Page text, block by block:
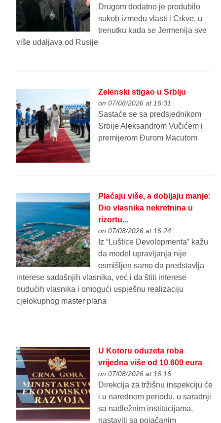
Drugom dodatno je produbilo
sukob između vlasti i Crkve, u
trenutku kada se Jermenija sve
više udaljava od Rusije
Zelenski stigao u Srbiju
on 07/08/2026 at 16:31
Sastaće se sa predsjednikom
Srbije Aleksandrom Vučićem i
premijerom Đurom Macutom
Plaćaju više, a dobijaju manje:
Dio vlasnika nekretnina u
rizortu...
on 07/08/2026 at 16:24
Iz “Luštice Devolopmenta” kažu
da model upravljanja nije
osmišljen samo da predstavlja
interese sadašnjih vlasnika, već i da štiti interese
budućih vlasnika i omogući uspješnu realizaciju
cjelokupnog master plana
U Kotoru oduzeta roba
vrijedna više od 10.600 eura
on 07/08/2026 at 16:16
Direkcija za tržišnu inspekciju će
i u narednom periodu, u saradnji
sa nadležnim institucijama,
nastaviti sa pojačanim